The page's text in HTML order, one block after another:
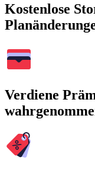
Kostenlose
Verdiene